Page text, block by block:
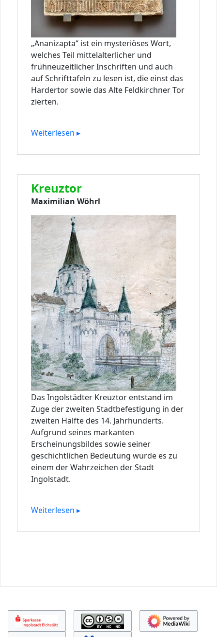
„Ananizapta“ ist ein mysteriöses Wort,
welches Teil mittelalterlicher und
frühneuzeitlicher Inschriften und auch
auf Schrifttafeln zu lesen ist, die einst das
Hardertor sowie das Alte Feldkirchner Tor
zierten.
Weiterlesen ▸
Kreuztor
Maximilian Wöhrl
Das Ingolstädter Kreuztor entstand im
Zuge der zweiten Stadtbefestigung in der
zweiten Hälfte des 14. Jahrhunderts.
Aufgrund seines markanten
Erscheinungsbildes sowie seiner
geschichtlichen Bedeutung wurde es zu
einem der Wahrzeichen der Stadt
Ingolstadt.
Weiterlesen ▸